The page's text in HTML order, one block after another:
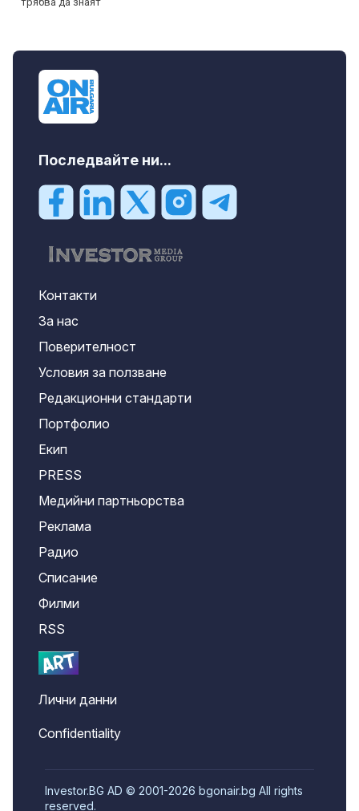
Последвайте ни...
Контакти
За нас
Поверителност
Условия за ползване
Редакционни стандарти
Портфолио
Екип
PRESS
Медийни партньорства
Реклама
Радио
Списание
Филми
RSS
Лични данни
Confidentiality
Investor.BG AD © 2001-2026 bgonair.bg All rights
reserved.